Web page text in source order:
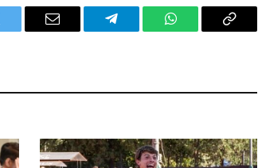
Email Telegram WhatsAppCopy